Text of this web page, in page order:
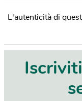
L'autenticità di